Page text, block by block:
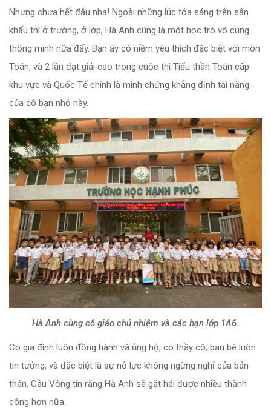
Nhưng chưa hết đâu nha! Ngoài những lúc tỏa sáng trên sân
khấu thì ở trường, ở lớp, Hà Anh cũng là một học trò vô cùng
thông minh nữa đấy. Bạn ấy có niềm yêu thích đặc biệt với môn
Toán, và 2 lần đạt giải cao trong cuộc thi Tiểu thần Toán cấp
khu vực và Quốc Tế chính là minh chứng khẳng định tài năng
của cô bạn nhỏ này.
Hà Anh cùng cô giáo chủ nhiệm và các bạn lớp 1A6.
Có gia đình luôn đồng hành và ủng hộ, có thầy cô, bạn bè luôn
tin tưởng, và đặc biệt là sự nỗ lực không ngừng nghỉ của bản
thân, Cầu Vồng tin rằng Hà Anh sẽ gặt hái được nhiều thành
công hơn nữa.